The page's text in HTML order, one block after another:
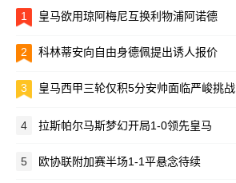
1 皇马欲用琼阿梅尼互换利物浦阿诺德
2 科林蒂安向自由身德佩提出诱人报价
3 皇马西甲三轮仅积5分安帅面临严峻挑战
4 拉斯帕尔马斯梦幻开局1-0领先皇马
5 欧协联附加赛半场1-1平悬念待续